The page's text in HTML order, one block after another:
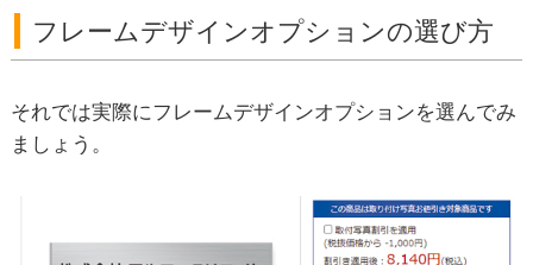
フレームデザインオプションの選び方
それでは実際にフレームデザインオプションを選んでみ
ましょう。